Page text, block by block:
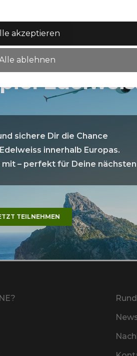
GOLF
Mehr
akzeptieren
ablehnen
sichere Dir die Chance
innerhalb Europas.
– perfekt für Deine
TEILNEHMEN